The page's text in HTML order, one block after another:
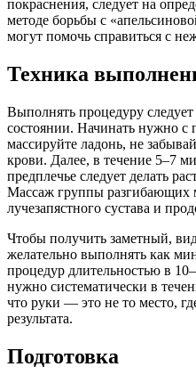
покраснения, следует на
методе борьбы с
могут помочь справиться с
Техника
Выполнять процедуру
состоянии. Начинать нужно с
массируйте ладонь, не
крови. Далее, в течение 5–7
предплечье следует делать
Массаж группы
лучезапястного сустава и
Чтобы получить заметный,
желательно выполнять как
процедур длительностью в
нужно систематически в
что руки — это не то место,
результата.
Подготовка